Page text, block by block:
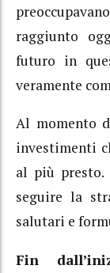
raggiunto
futuro in
veramente
Al momento
investimenti
al più presto.
seguire la
salutari e
Fin